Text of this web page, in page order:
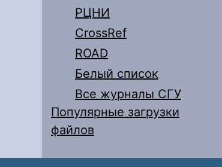
РЦНИ
CrossRef
ROAD
Белый список
Все журналы СГУ
Популярные загрузки
файлов